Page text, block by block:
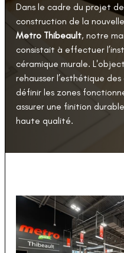
Dans le cadre du projet de
construction de la
Metro Thibeault, notre
consistait à effectuer
céramique murale.
rehausser l’esthétique des
définir les zones
assurer une finition
haute qualité.